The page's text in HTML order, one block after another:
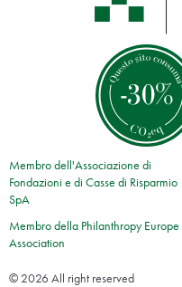
Membro dell'Associazione di
Fondazioni e di Casse di Risparmio
SpA
Membro della Philanthropy Europe
Association
© 2026 All right reserved